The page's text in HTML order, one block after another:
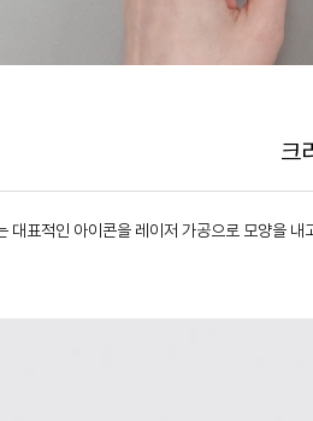
크
대표적인 아이콘을 레이저 가공으로 모양을